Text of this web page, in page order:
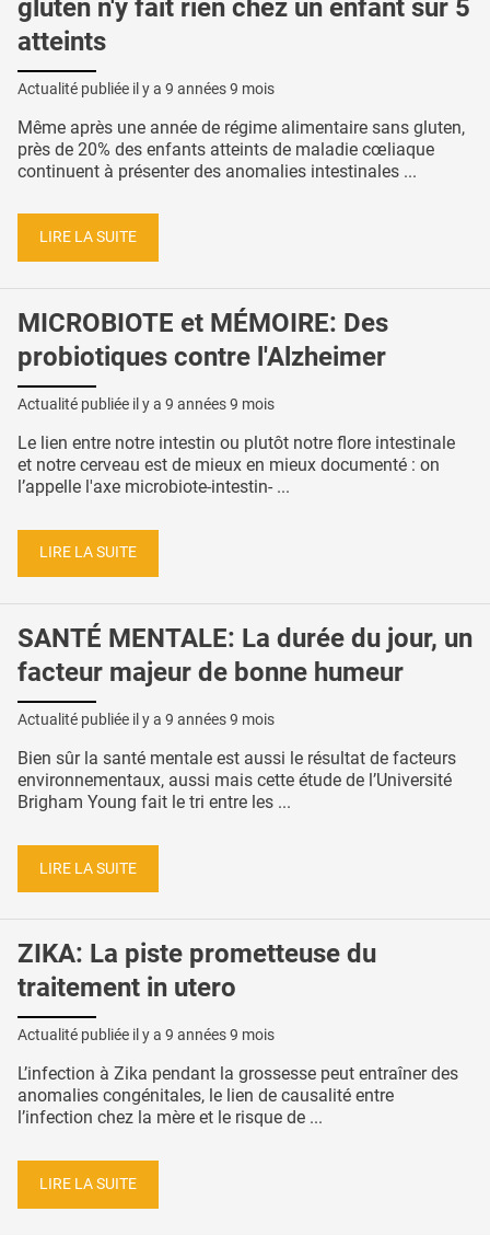
gluten n'y fait rien chez un enfant sur 5
atteints
Actualité publiée il y a 9 années 9 mois
Même après une année de régime alimentaire sans gluten,
près de 20% des enfants atteints de maladie cœliaque
continuent à présenter des anomalies intestinales ...
LIRE LA SUITE
MICROBIOTE et MÉMOIRE: Des
probiotiques contre l'Alzheimer
Actualité publiée il y a 9 années 9 mois
Le lien entre notre intestin ou plutôt notre flore intestinale
et notre cerveau est de mieux en mieux documenté : on
l’appelle l'axe microbiote-intestin- ...
LIRE LA SUITE
SANTÉ MENTALE: La durée du jour, un
facteur majeur de bonne humeur
Actualité publiée il y a 9 années 9 mois
Bien sûr la santé mentale est aussi le résultat de facteurs
environnementaux, aussi mais cette étude de l’Université
Brigham Young fait le tri entre les ...
LIRE LA SUITE
ZIKA: La piste prometteuse du
traitement in utero
Actualité publiée il y a 9 années 9 mois
L’infection à Zika pendant la grossesse peut entraîner des
anomalies congénitales, le lien de causalité entre
l’infection chez la mère et le risque de ...
LIRE LA SUITE